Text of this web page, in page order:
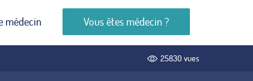
médecin Vous êtes médecin ?
25830 vues